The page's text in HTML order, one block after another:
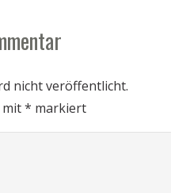
nicht veröffentlicht.
mit* markiert